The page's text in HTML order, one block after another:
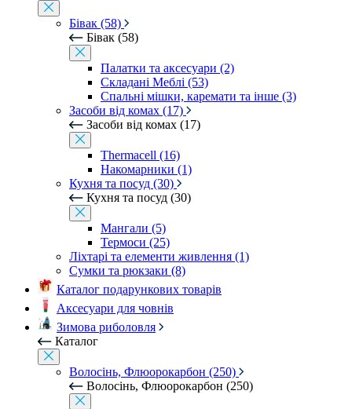
Бівак (58)
Бівак (58)
Палатки та аксесуари (2)
Складані Меблі (53)
Спальні мішки, каремати та інше (3)
Засоби від комах (17)
Засоби від комах (17)
Thermacell (16)
Накомарники (1)
Кухня та посуд (30)
Кухня та посуд (30)
Мангали (5)
Термоси (25)
Ліхтарі та елементи живлення (1)
Сумки та рюкзаки (8)
Каталог подарункових товарів
Аксесуари для човнів
Зимова риболовля
Каталог
Волосінь, Флюорокарбон (250)
Волосінь, Флюорокарбон (250)